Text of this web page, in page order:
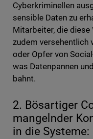
Cyberkriminellen
sensible Daten zu
Mitarbeiter, die diese
zudem versehentlich
oder Opfer von
was Datenpannen
bahnt.
2. Bösartiger
mangelnder
in die Systeme: